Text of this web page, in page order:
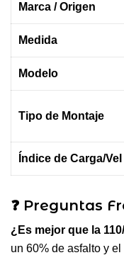
Marca / Origen
Medida
Modelo
Tipo de Montaje
Índice de Carga/Vel
❓ Preguntas
¿Es mejor que la
un 60% de asfalto y